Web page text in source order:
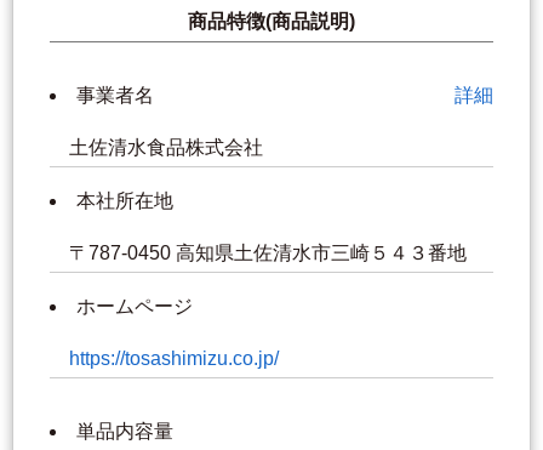
商品特徴(商品説明)
事業者名 詳細
土佐清水食品株式会社
本社所在地
〒787-0450 高知県土佐清水市三崎５４３番地
ホームページ
https://tosashimizu.co.jp/
単品内容量